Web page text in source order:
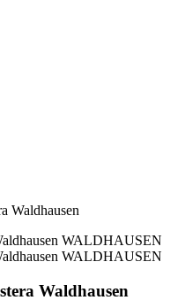
Waldhausen
Waldhausen